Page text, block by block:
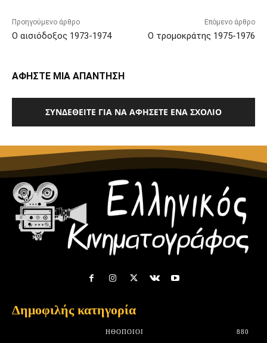
Προηγούμενο άρθρο
Ο αισιόδοξος 1973-1974
Επόμενο άρθρο
Ο τρομοκράτης 1975-1976
ΑΦΗΣΤΕ ΜΙΑ ΑΠΑΝΤΗΣΗ
ΣΥΝΔΕΘΕΊΤΕ ΓΙΑ ΝΑ ΑΦΉΣΕΤΕ ΈΝΑ ΣΧΌΛΙΟ
Δημοφιλής κατηγορία
HΘΟΠΟΙΟΊ
880